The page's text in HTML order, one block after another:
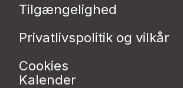
Tilgængelighed
Privatlivspolitik og vilkår
Cookies
Kalender